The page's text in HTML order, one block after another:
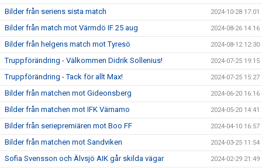
Bilder från seriens sista match 2024-10-28 17:01
Bilder från match mot Värmdö IF 25 aug 2024-08-26 14:16
Bilder från helgens match mot Tyresö 2024-08-12 12:30
Truppförändring - Välkommen Didrik Sollenius! 2024-07-25 19:15
Truppförändring - Tack för allt Max! 2024-07-25 15:27
Bilder från matchen mot Gideonsberg 2024-06-20 16:16
Bilder från matchen mot IFK Värnamo 2024-05-20 14:41
Bilder från seriepremiären mot Boo FF 2024-04-10 16:57
Bilder från matchen mot Sandviken 2024-03-25 11:54
Sofia Svensson och Älvsjö AIK går skilda vägar 2024-02-29 21:49